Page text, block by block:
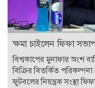
ক্ষমা চাইলেন ফিফা
বিশ্বকাপের মুনাফার অংশ
বিক্রির বিতর্কিত
ফুটবলের নিয়ন্ত্রক সংস্থা